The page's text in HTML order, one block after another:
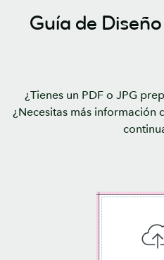
Guía de
¿Tienes un PDF o JPG
¿Necesitas más información